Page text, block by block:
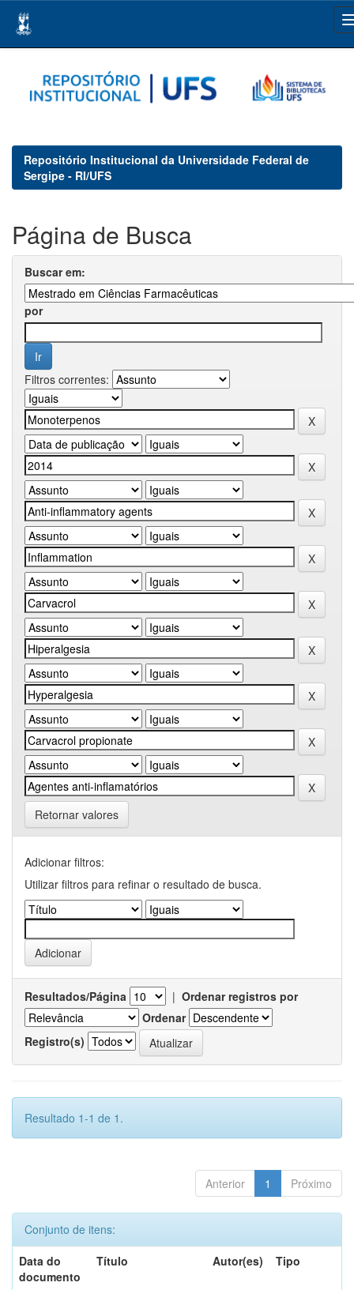
navigation
Repositório Institucional da Universidade Federal de
Sergipe - RI/UFS
Página de Busca
Buscar em:
por
Filtros correntes:
Retornar valores
Adicionar filtros:
Utilizar filtros para refinar o resultado de busca.
Resultados/Página | Ordenar registros por
Ordenar
Registro(s)
Resultado 1-1 de 1.
Anterior 1 Próximo
Conjunto de itens:
Data do
documento
Título Autor(es) Tipo